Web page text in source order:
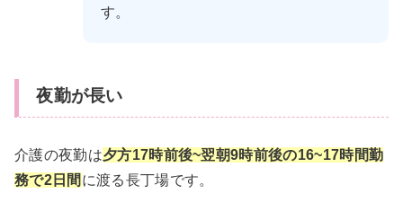
す。
夜勤が長い
介護の夜勤は夕方17時前後~翌朝9時前後の16~17時間勤
務で2日間 に渡る長丁場です。